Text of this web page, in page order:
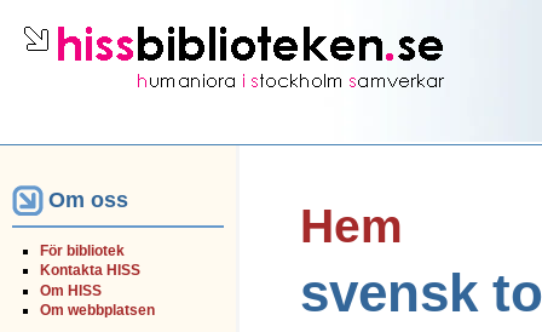
Om oss
För bibliotek
Kontakta HISS
Om HISS
Om webbplatsen
Hem
svensk